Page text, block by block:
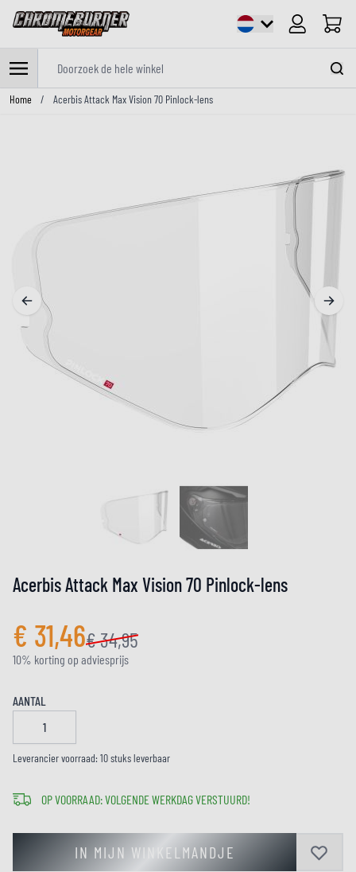
Cart
Ga naar de inhoud
Home / Acerbis Attack Max Vision 70 Pinlock-lens
Acerbis Attack Max Vision 70 Pinlock-lens
€ 31,46€ 34,95
10% korting op adviesprijs
AANTAL
Leverancier voorraad: 10 stuks leverbaar
OP VOORRAAD: VOLGENDE WERKDAG VERSTUURD!
IN MIJN WINKELMANDJE